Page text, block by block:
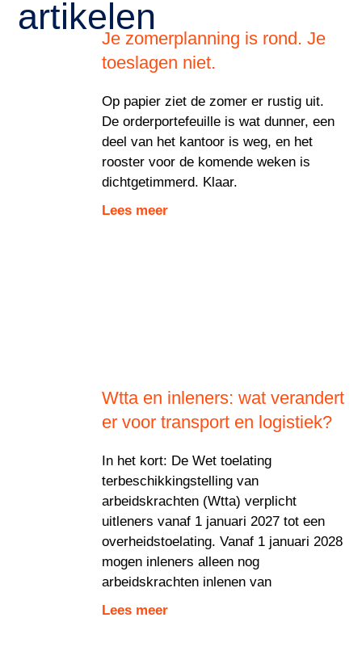
artikelen
Je zomerplanning is rond. Je
toeslagen niet.
Op papier ziet de zomer er rustig uit.
De orderportefeuille is wat dunner, een
deel van het kantoor is weg, en het
rooster voor de komende weken is
dichtgetimmerd. Klaar.
Lees meer
Wtta en inleners: wat verandert
er voor transport en logistiek?
In het kort: De Wet toelating
terbeschikkingstelling van
arbeidskrachten (Wtta) verplicht
uitleners vanaf 1 januari 2027 tot een
overheidstoelating. Vanaf 1 januari 2028
mogen inleners alleen nog
arbeidskrachten inlenen van
Lees meer